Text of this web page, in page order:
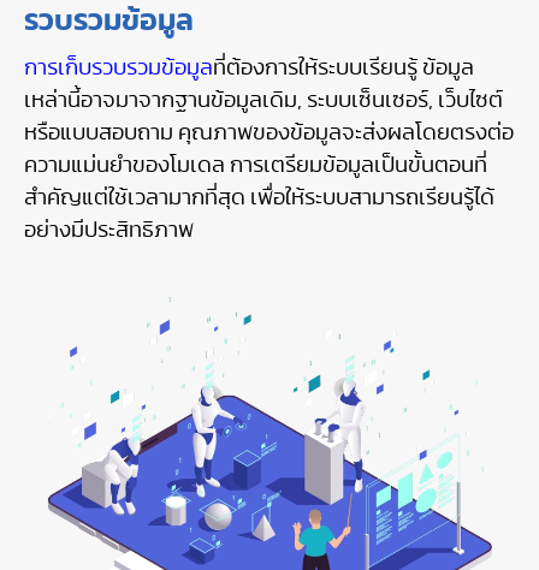
รวบรวมข้อมูล
การเก็บรวบรวมข้อมูลที่ต้องการให้ระบบเรียนรู้ ข้อมูล
เหล่านี้อาจมาจากฐานข้อมูลเดิม, ระบบเซ็นเซอร์, เว็บไซต์
หรือแบบสอบถาม คุณภาพของข้อมูลจะส่งผลโดยตรงต่อ
ความแม่นยำของโมเดล การเตรียมข้อมูลเป็นขั้นตอนที่
สำคัญแต่ใช้เวลามากที่สุด เพื่อให้ระบบสามารถเรียนรู้ได้
อย่างมีประสิทธิภาพ